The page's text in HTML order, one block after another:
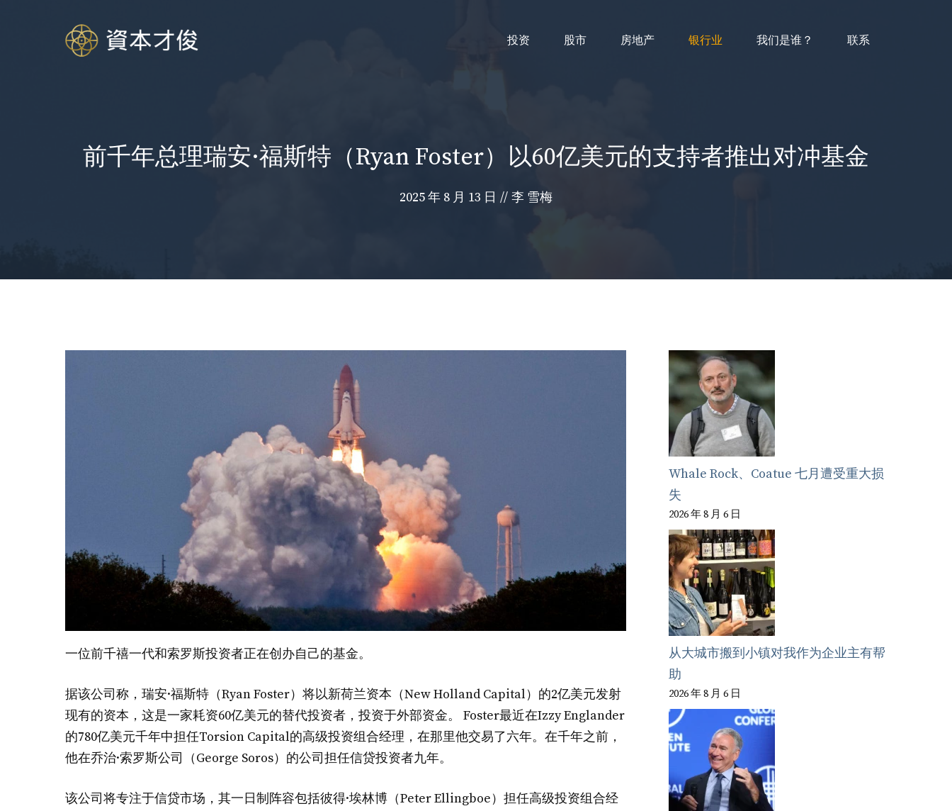
投资 股市 房地产 银行业 我们是谁？ 联系
前千年总理瑞安·福斯特（Ryan Foster）以60亿美元的支持者推出对冲基金
2025 年 8 月 13 日 // 李 雪梅
一位前千禧一代和索罗斯投资者正在创办自己的基金。
据该公司称，瑞安·福斯特（Ryan Foster）将以新荷兰资本（New Holland Capital）的2亿美元发射
现有的资本，这是一家耗资60亿美元的替代投资者，投资于外部资金。 Foster最近在Izzy Englander
的780亿美元千年中担任Torsion Capital的高级投资组合经理，在那里他交易了六年。在千年之前，
他在乔治·索罗斯公司（George Soros）的公司担任信贷投资者九年。
该公司将专注于信贷市场，其一日制阵容包括彼得·埃林博（Peter Ellingboe）担任高级投资组合经
Whale Rock、Coatue 七月遭受重大损
失
2026 年 8 月 6 日
从大城市搬到小镇对我作为企业主有帮
助
2026 年 8 月 6 日